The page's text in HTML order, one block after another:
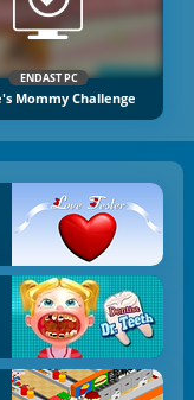
ENDAST PC
Mommy Challenge